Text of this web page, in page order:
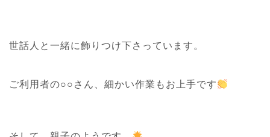
世話人と一緒に飾りつけ下さっています。
ご利用者の○○さん、細かい作業もお上手です